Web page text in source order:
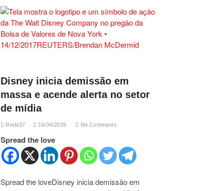
Disney inicia demissão em
massa e acende alerta no setor
de mídia
Rede37 16/04/2026 No Comments
Spread the love
Spread the loveDisney inicia demissão em